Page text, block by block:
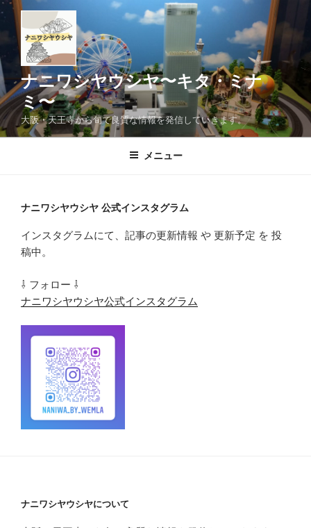
コ
ン
ツ
へ
ス
キ
ッ
ナニワシヤウシヤ〜キタ・ミナ
ミ〜
大阪・天王寺から旬で良質な情報を発信していきます。
メニュー
ナニワシヤウシヤ 公式インスタグラム
インスタグラムにて、記事の更新情報 や 更新予定 を 投
稿中。
⇩ フォロー ⇩
ナニワシヤウシヤ公式インスタグラム
ナニワシヤウシヤについて